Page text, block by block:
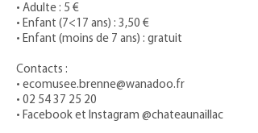
• Adulte : 5 €
• Enfant (7<17 ans) : 3,50 €
• Enfant (moins de 7 ans) : gratuit
Contacts :
• ecomusee.brenne@wanadoo.fr
• 02 54 37 25 20
• Facebook et Instagram @chateaunaillac